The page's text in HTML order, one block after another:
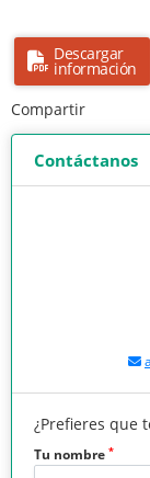
Descargar
información
Compartir
Contáctanos
¿Prefieres que
Tu nombre *